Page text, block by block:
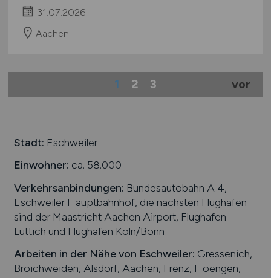
31.07.2026
Aachen
1 2 3 vor
Stadt: Eschweiler
Einwohner: ca. 58.000
Verkehrsanbindungen: Bundesautobahn A 4,
Eschweiler Hauptbahnhof, die nächsten Flughäfen
sind der Maastricht Aachen Airport, Flughafen
Lüttich und Flughafen Köln/Bonn
Arbeiten in der Nähe von Eschweiler: Gressenich,
Broichweiden, Alsdorf, Aachen, Frenz, Hoengen,